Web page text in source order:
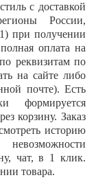
с доставкой
России,
при получении
оплата на
реквизитам по
на сайте либо
почте). Есть
формируется
корзину. Заказ
историю
чат, в 1 клик.
товара.